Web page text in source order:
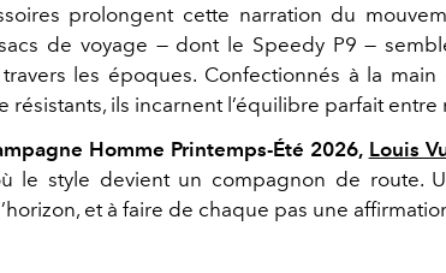
prolongent cette narration du
de voyage — dont le Speedy P9 —
les époques. Confectionnés à la main
résistants, ils incarnent l’équilibre parfait
Homme Printemps-Été 2026, Louis
le style devient un compagnon de route.
et à faire de chaque pas une